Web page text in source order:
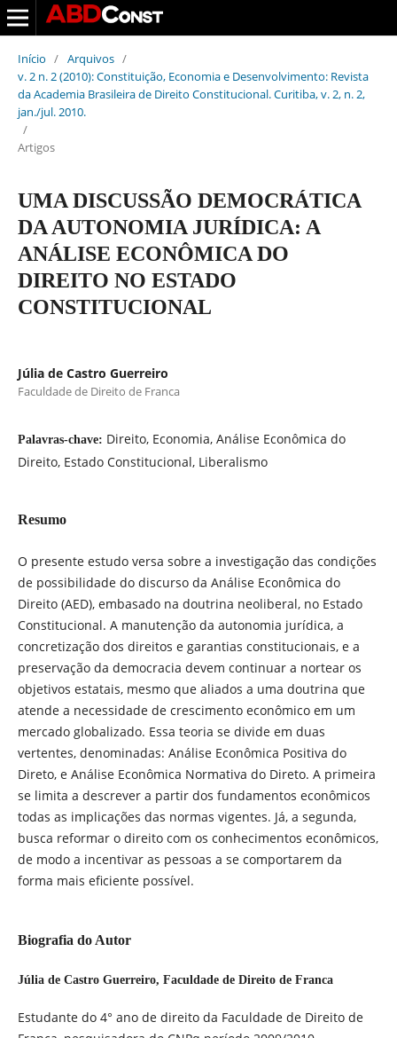
Início / Arquivos /
v. 2 n. 2 (2010): Constituição, Economia e Desenvolvimento: Revista
da Academia Brasileira de Direito Constitucional. Curitiba, v. 2, n. 2,
jan./jul. 2010.
/
Artigos
UMA DISCUSSÃO DEMOCRÁTICA
DA AUTONOMIA JURÍDICA: A
ANÁLISE ECONÔMICA DO
DIREITO NO ESTADO
CONSTITUCIONAL
Júlia de Castro Guerreiro
Faculdade de Direito de Franca
Palavras-chave: Direito, Economia, Análise Econômica do
Direito, Estado Constitucional, Liberalismo
Resumo
O presente estudo versa sobre a investigação das condições
de possibilidade do discurso da Análise Econômica do
Direito (AED), embasado na doutrina neoliberal, no Estado
Constitucional. A manutenção da autonomia jurídica, a
concretização dos direitos e garantias constitucionais, e a
preservação da democracia devem continuar a nortear os
objetivos estatais, mesmo que aliados a uma doutrina que
atende a necessidade de crescimento econômico em um
mercado globalizado. Essa teoria se divide em duas
vertentes, denominadas: Análise Econômica Positiva do
Direto, e Análise Econômica Normativa do Direto. A primeira
se limita a descrever a partir dos fundamentos econômicos
todas as implicações das normas vigentes. Já, a segunda,
busca reformar o direito com os conhecimentos econômicos,
de modo a incentivar as pessoas a se comportarem da
forma mais eficiente possível.
Biografia do Autor
Júlia de Castro Guerreiro, Faculdade de Direito de Franca
Estudante do 4° ano de direito da Faculdade de Direito de